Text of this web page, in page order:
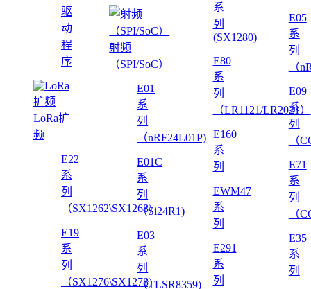
驱
动
程
序
LoRa扩
频
E22
系
列
（SX1262\SX1268)
E19
系
列
（SX1276\SX1278)
射频
（SPI/SoC）
E01
系
列
（nRF24L01P)
E01C
系
列
（Si24R1)
E03
系
列
（TLSR8359)
系
列
(SX1280)
E80
系
列
（LR1121/LR2021）
E160
系
列
EWM47
系
列
E291
系
列
E05
系
列
（
E09
系
列
（
E71
系
列
（
E35
系
列